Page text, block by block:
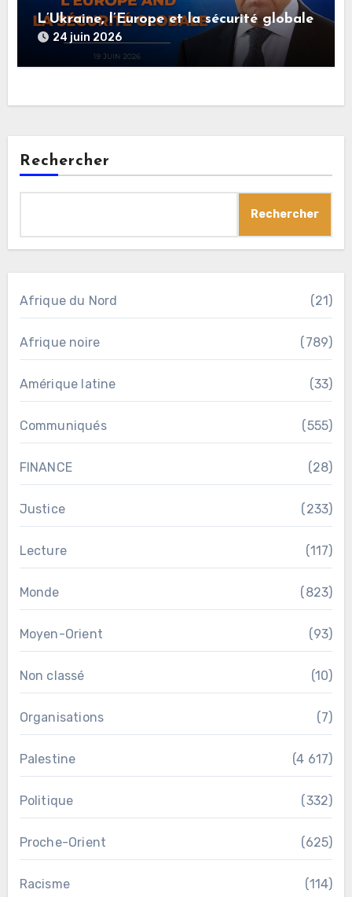
L’Ukraine, l’Europe et la sécurité globale
24 juin 2026
Rechercher
Rechercher
Afrique du Nord (21)
Afrique noire (789)
Amérique latine (33)
Communiqués (555)
FINANCE (28)
Justice (233)
Lecture (117)
Monde (823)
Moyen-Orient (93)
Non classé (10)
Organisations (7)
Palestine (4 617)
Politique (332)
Proche-Orient (625)
Racisme (114)